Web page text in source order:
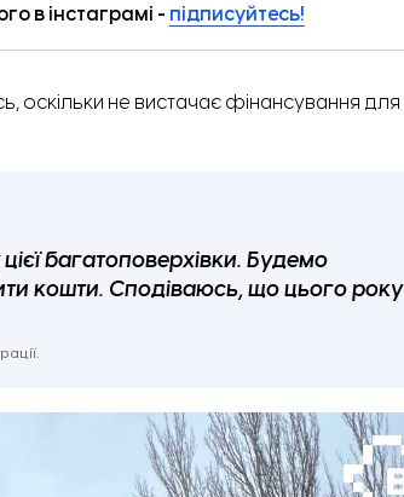
в інстаграмі - підписуйтесь!
оскільки не вистачає фінансування для
багатоповерхівки. Будемо
кошти. Сподіваюсь, що цього року